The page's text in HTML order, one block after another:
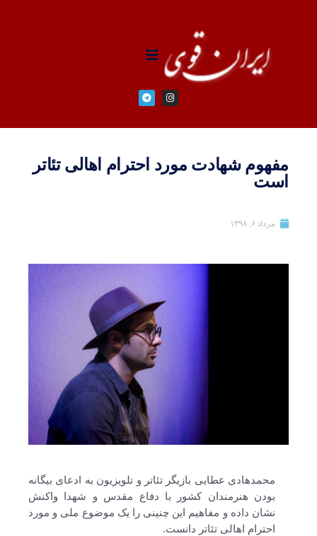
مفهوم شهادت مورد احترام اهالی تئاتر
است
مرداد ۶, ۱۳۹۸
محمدهادی عطایی بازیگر تئاتر و تلویزیون به ادعای بیگانه
بودن هنرمندان کشور با دفاع مقدس و شهدا واکنش
نشان داده و مفاهیم این چنینی را یک موضوع ملی و مورد
احترام اهالی تئاتر دانست.